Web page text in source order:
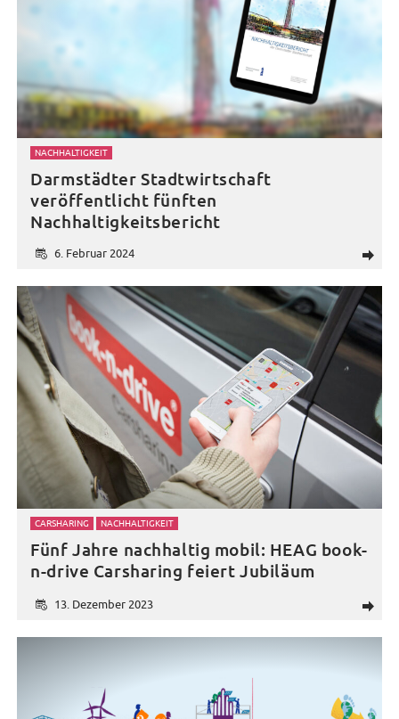
d
6. Februar 2024
NACHHALTIGKEIT
Darmstädter Stadtwirtschaft
veröffentlicht fünften
Nachhaltigkeitsbericht
d
13. Dezember 2023
CARSHARING NACHHALTIGKEIT
Fünf Jahre nachhaltig mobil: HEAG book-
n-drive Carsharing feiert Jubiläum